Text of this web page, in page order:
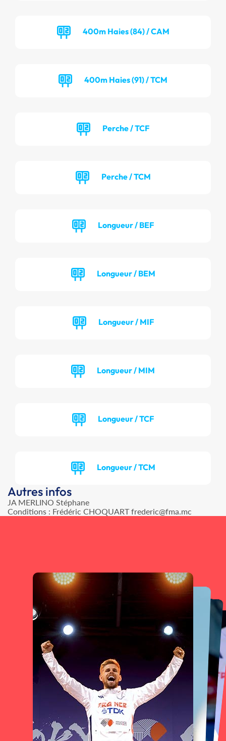
400m Haies (84) / CAM
400m Haies (91) / TCM
Perche / TCF
Perche / TCM
Longueur / BEF
Longueur / BEM
Longueur / MIF
Longueur / MIM
Longueur / TCF
Longueur / TCM
Autres infos
JA MERLINO Stéphane
Conditions : Frédéric CHOQUART frederic@fma.mc